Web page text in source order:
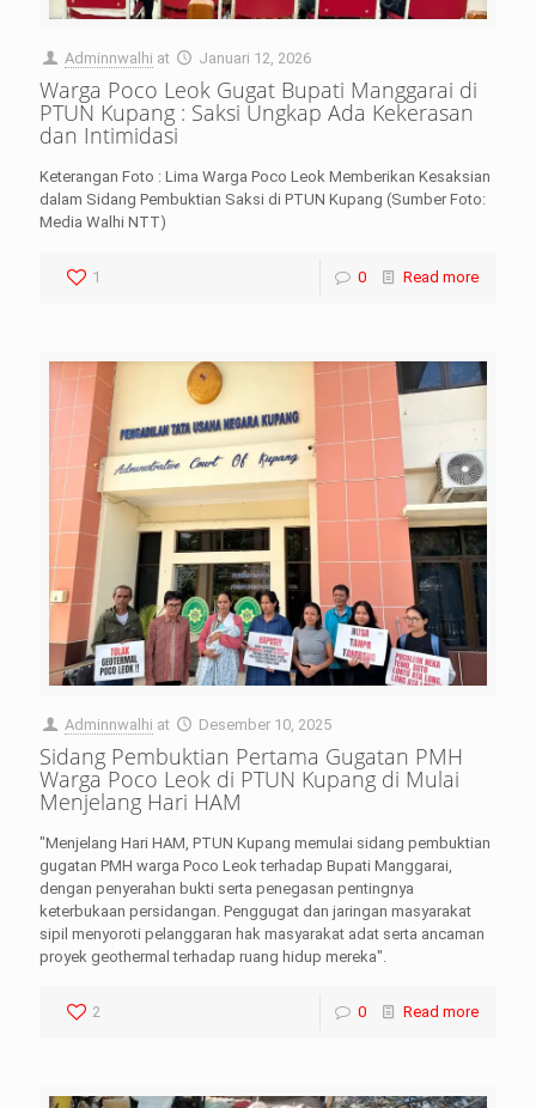
Adminnwalhi at Januari 12, 2026
Warga Poco Leok Gugat Bupati Manggarai di
PTUN Kupang : Saksi Ungkap Ada Kekerasan
dan Intimidasi
Keterangan Foto : Lima Warga Poco Leok Memberikan Kesaksian
dalam Sidang Pembuktian Saksi di PTUN Kupang (Sumber Foto:
Media Walhi NTT)
1 0 Read more
Adminnwalhi at Desember 10, 2025
Sidang Pembuktian Pertama Gugatan PMH
Warga Poco Leok di PTUN Kupang di Mulai
Menjelang Hari HAM
"Menjelang Hari HAM, PTUN Kupang memulai sidang pembuktian
gugatan PMH warga Poco Leok terhadap Bupati Manggarai,
dengan penyerahan bukti serta penegasan pentingnya
keterbukaan persidangan. Penggugat dan jaringan masyarakat
sipil menyoroti pelanggaran hak masyarakat adat serta ancaman
proyek geothermal terhadap ruang hidup mereka".
2 0 Read more